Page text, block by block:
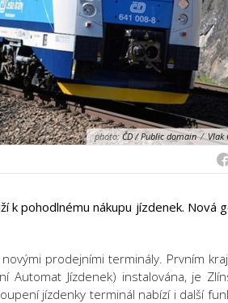
photo:ČD / Public domain / Vlak
k pohodlnému nákupu jízdenek. Nová
prodejními terminály. Prvním
Automat Jízdenek) instalována, je
jízdenky terminál nabízí i další